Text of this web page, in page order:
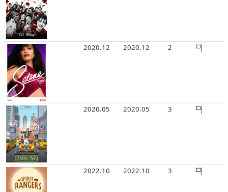
2020.12 2020.12 2
2020.05 2020.05 3
2022.10 2022.10 3